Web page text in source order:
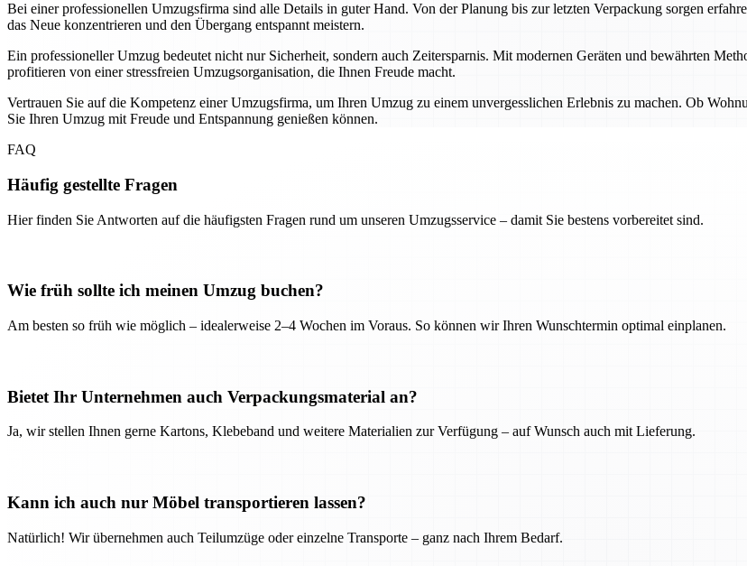
Bei einer professionellen Umzugsfirma sind alle Details in guter Hand. Von der Planung bis zur letzten Verpackung sorgen
das Neue konzentrieren und den Übergang entspannt meistern.
Ein professioneller Umzug bedeutet nicht nur Sicherheit, sondern auch Zeitersparnis. Mit modernen Geräten und bewährten
profitieren von einer stressfreien Umzugsorganisation, die Ihnen Freude macht.
Vertrauen Sie auf die Kompetenz einer Umzugsfirma, um Ihren Umzug zu einem unvergesslichen Erlebnis zu machen. Ob
Sie Ihren Umzug mit Freude und Entspannung genießen können.
FAQ
Häufig gestellte Fragen
Hier finden Sie Antworten auf die häufigsten Fragen rund um unseren Umzugsservice – damit Sie bestens vorbereitet sind.
Wie früh sollte ich meinen Umzug buchen?
Am besten so früh wie möglich – idealerweise 2–4 Wochen im Voraus. So können wir Ihren Wunschtermin optimal einplanen.
Bietet Ihr Unternehmen auch Verpackungsmaterial an?
Ja, wir stellen Ihnen gerne Kartons, Klebeband und weitere Materialien zur Verfügung – auf Wunsch auch mit Lieferung.
Kann ich auch nur Möbel transportieren lassen?
Natürlich! Wir übernehmen auch Teilumzüge oder einzelne Transporte – ganz nach Ihrem Bedarf.